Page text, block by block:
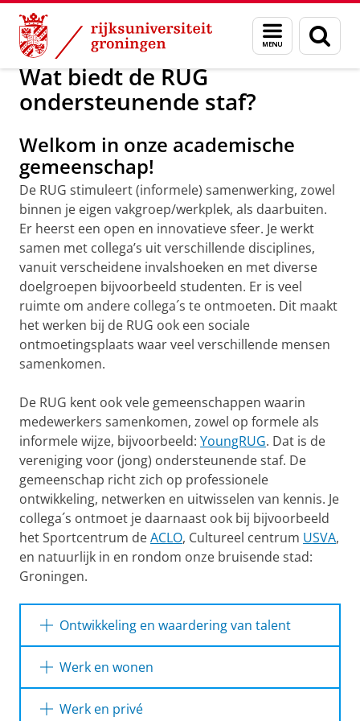
Skip
Content
Skip
Navigation
Menu
en
zoeken
Op zoek naar een uitdaging in de support staf
Wat biedt de RUG
ondersteunende staf?
Welkom in onze academische
gemeenschap!
De RUG stimuleert (informele) samenwerking, zowel
binnen je eigen vakgroep/werkplek, als daarbuiten.
Er heerst een open en innovatieve sfeer. Je werkt
samen met collega’s uit verschillende disciplines,
vanuit verscheidene invalshoeken en met diverse
doelgroepen bijvoorbeeld studenten. Er is veel
ruimte om andere collega´s te ontmoeten. Dit maakt
het werken bij de RUG ook een sociale
ontmoetingsplaats waar veel verschillende mensen
samenkomen.
De RUG kent ook vele gemeenschappen waarin
medewerkers samenkomen, zowel op formele als
informele wijze, bijvoorbeeld: YoungRUG. Dat is de
vereniging voor (jong) ondersteunende staf. De
gemeenschap richt zich op professionele
ontwikkeling, netwerken en uitwisselen van kennis. Je
collega´s ontmoet je daarnaast ook bij bijvoorbeeld
het Sportcentrum deACLO, Cultureel centrum USVA,
en natuurlijk in en rondom onze bruisende stad:
Groningen.
Ontwikkeling en waardering van talent
Bij de RUG wordt jouw talent gewaardeerd. We
stimuleren ontwikkeling van onze
Werk en wonen
Werken in Groningen is werken in een
Werk en privé